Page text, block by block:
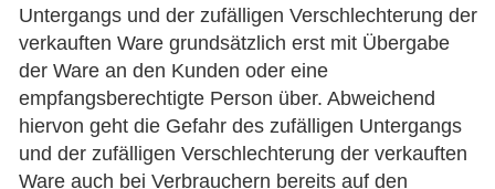
Untergangs und der zufälligen Verschlechterung der
verkauften Ware grundsätzlich erst mit Übergabe
der Ware an den Kunden oder eine
empfangsberechtigte Person über. Abweichend
hiervon geht die Gefahr des zufälligen Untergangs
und der zufälligen Verschlechterung der verkauften
Ware auch bei Verbrauchern bereits auf den